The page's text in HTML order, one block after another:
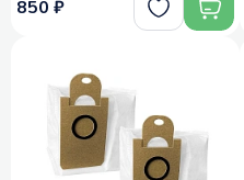
850 ₽